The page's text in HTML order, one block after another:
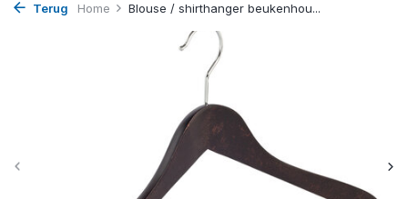
Terug Home Blouse / shirthanger beukenhou...